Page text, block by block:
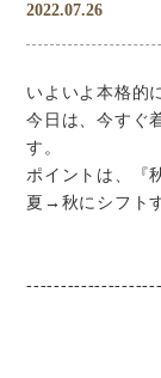
2022.07.26
いよいよ本格的
今日は、今すぐ
す。
ポイントは、『
夏→秋にシフト